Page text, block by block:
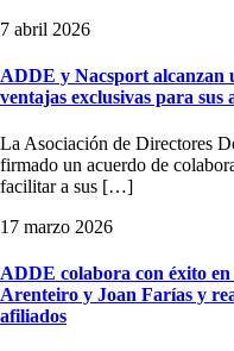
7 abril 2026
ADDE y Nacsport alcanzan
ventajas exclusivas para sus
La Asociación de Directores
firmado un acuerdo de
facilitar a sus […]
17 marzo 2026
ADDE colabora con éxito
Arenteiro y Joan Farías y
afiliados